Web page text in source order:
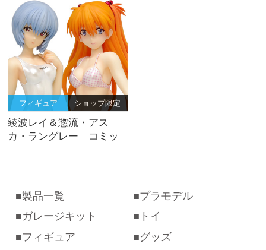
フィギュア ショップ限定
綾波レイ＆惣流・アス
カ・ラングレー コミッ
製品一覧
プラモデル
ガレージキット
トイ
フィギュア
グッズ